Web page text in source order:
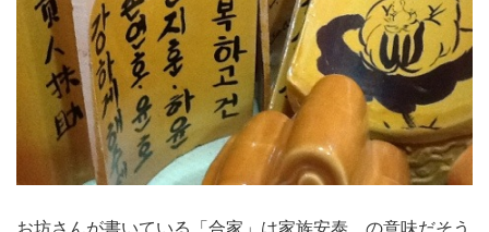
お坊さんが書いている「合家」は家族安泰、の意味だそう